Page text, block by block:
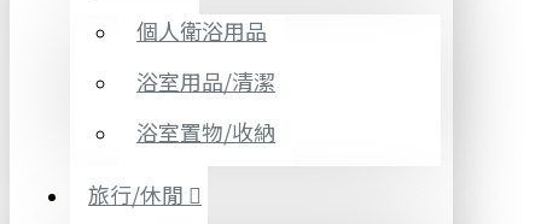
個人衛浴用品
浴室用品/清潔
浴室置物/收納
旅行/休閒